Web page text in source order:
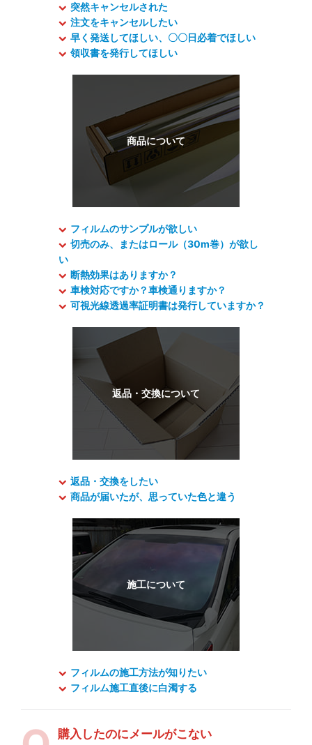
突然キャンセルされた
注文をキャンセルしたい
早く発送してほしい、〇〇日必着でほしい
領収書を発行してほしい
フィルムのサンプルが欲しい
切売のみ、またはロール（30m巻）が欲し
い
断熱効果はありますか？
車検対応ですか？車検通りますか？
可視光線透過率証明書は発行していますか？
返品・交換をしたい
商品が届いたが、思っていた色と違う
フィルムの施工方法が知りたい
フィルム施工直後に白濁する
購入したのにメールがこない